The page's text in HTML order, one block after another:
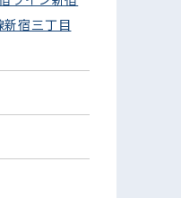
新宿三丁目